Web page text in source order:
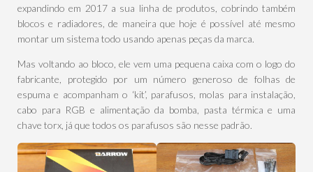
expandindo em 2017 a sua linha de produtos, cobrindo também
blocos e radiadores, de maneira que hoje é possível até mesmo
montar um sistema todo usando apenas peças da marca.
Mas voltando ao bloco, ele vem uma pequena caixa com o logo do
fabricante, protegido por um número generoso de folhas de
espuma e acompanham o ‘kit’, parafusos, molas para instalação,
cabo para RGB e alimentação da bomba, pasta térmica e uma
chave torx, já que todos os parafusos são nesse padrão.